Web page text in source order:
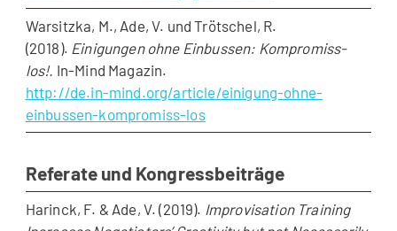
Warsitzka, M., Ade, V. und Trötschel, R.
(2018). Einigungen ohne Einbussen: Kompromiss-
los!. In-Mind Magazin.
http://de.in-mind.org/article/einigung-ohne-
einbussen-kompromiss-los
Referate und Kongressbeiträge
Harinck, F. & Ade, V. (2019). Improvisation Training